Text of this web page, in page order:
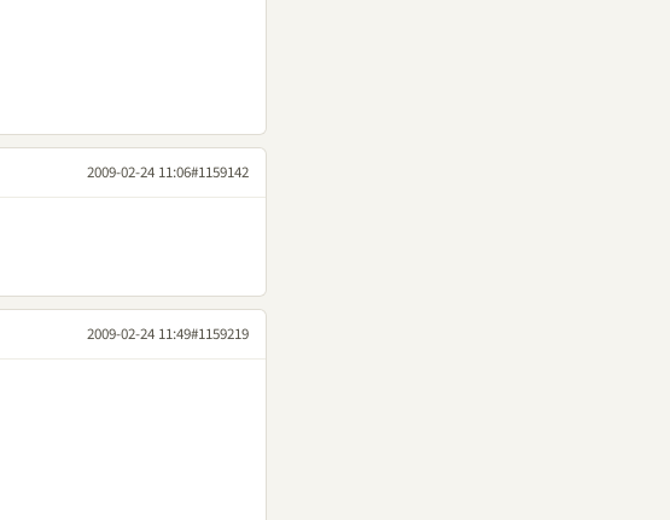
2009-02-24 11:06#1159142
2009-02-24 11:49#1159219